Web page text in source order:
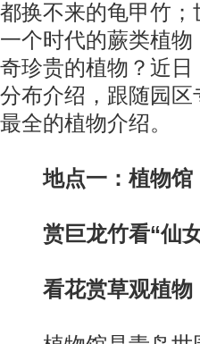
都换不来的龟甲竹
一个时代的蕨类植
奇珍贵的植物？近
分布介绍，跟随园
最全的植物介绍。
地点一：植物馆
赏巨龙竹看“仙女
看花赏草观植物